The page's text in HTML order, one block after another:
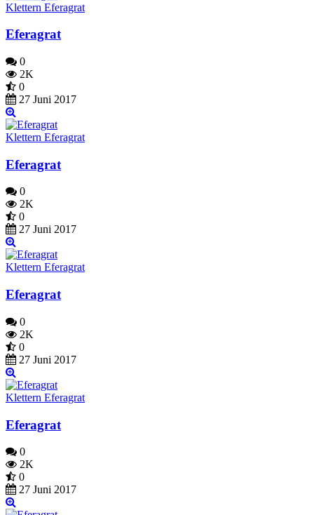
Klettern Eferagrat
Eferagrat
0
2K
0
27 Juni 2017
Klettern Eferagrat
Eferagrat
0
2K
0
27 Juni 2017
Klettern Eferagrat
Eferagrat
0
2K
0
27 Juni 2017
Klettern Eferagrat
Eferagrat
0
2K
0
27 Juni 2017